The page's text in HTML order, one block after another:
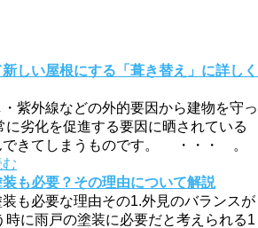
しい屋根にする「葺き替え」に詳しく
紫外線などの外的要因から建物を守っ
に劣化を促進する要因に晒されている
できてしまうものです。 ・・・ 。
も必要？その理由について解説
も必要な理由その1.外見のバランスが
時に雨戸の塗装に必要だと考えられる1